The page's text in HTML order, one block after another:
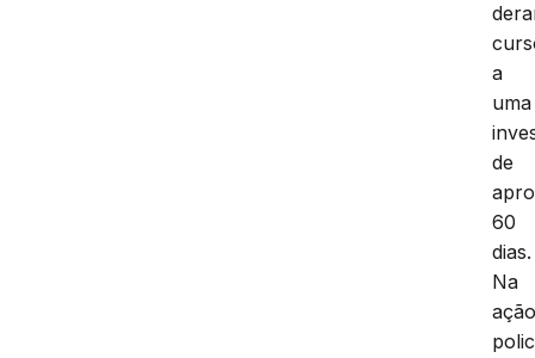
a
uma
de
60
dias.
Na